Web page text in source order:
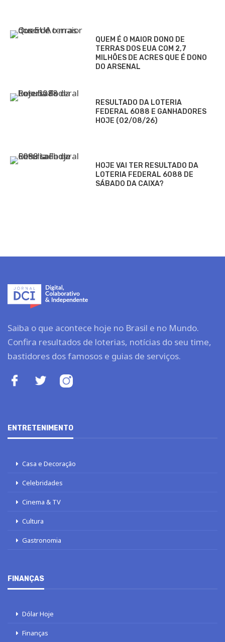
QUEM É O MAIOR DONO DE
TERRAS DOS EUA COM 2,7
MILHÕES DE ACRES QUE É DONO
DO ARSENAL
RESULTADO DA LOTERIA
FEDERAL 6088 E GANHADORES
HOJE (02/08/26)
HOJE VAI TER RESULTADO DA
LOTERIA FEDERAL 6088 DE
SÁBADO DA CAIXA?
Saiba o que acontece hoje no Brasil e no Mundo.
Confira resultados de loterias, notícias do seu time,
bastidores dos famosos e guias de serviços.
ENTRETENIMENTO
Casa e Decoração
Celebridades
Cinema & TV
Cultura
Gastronomia
FINANÇAS
Dólar Hoje
Finanças